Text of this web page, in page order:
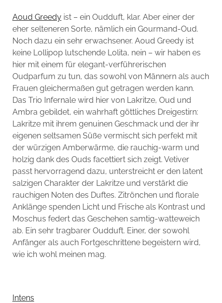
Aoud Greedyist – ein Oudduft, klar. Aber einer der
eher selteneren Sorte, nämlich ein Gourmand-Oud.
Noch dazu ein sehr erwachsener. Aoud Greedy ist
keine Lollipop lutschende Lolita, nein – wir haben es
hier mit einem für elegant-verführerischen
Oudparfum zu tun, das sowohl von Männern als auch
Frauen gleichermaßen gut getragen werden kann.
Das Trio Infernale wird hier von Lakritze, Oud und
Ambra gebildet, ein wahrhaft göttliches Dreigestirn:
Lakritze mit ihrem genuinen Geschmack und der ihr
eigenen seltsamen Süße vermischt sich perfekt mit
der würzigen Amberwärme, die rauchig-warm und
holzig dank des Ouds facettiert sich zeigt. Vetiver
passt hervorragend dazu, unterstreicht er den latent
salzigen Charakter der Lakritze und verstärkt die
rauchigen Noten des Duftes. Zitrönchen und florale
Anklänge spenden Licht und Frische als Kontrast und
Moschus federt das Geschehen samtig-watteweich
ab. Ein sehr tragbarer Oudduft. Einer, der sowohl
Anfänger als auch Fortgeschrittene begeistern wird,
wie ich wohl meinen mag.
Intens